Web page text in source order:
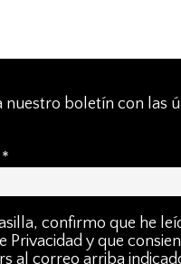
nuestro boletín con las
*
confirmo que he
Privacidad y que
al correo arriba